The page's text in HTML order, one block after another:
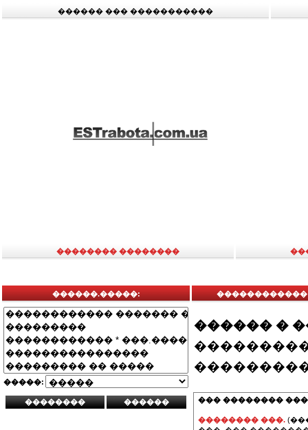
������ ��� �����������
�������� ��������
������.�����:
�����:
������������
������ �
��� ��������
�������� ���.